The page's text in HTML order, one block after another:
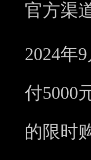
官方渠
2024年
付5000
的限时